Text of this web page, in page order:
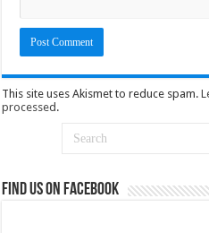
This site uses Akismet to reduce spam.
processed .
Find us on Facebook